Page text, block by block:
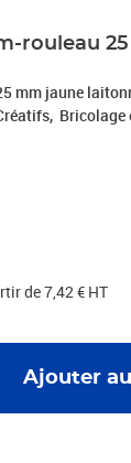
rouleau
mm jaune
Bricolage
et le bobine
Saint-
fabriqué en
de 7,42 € HT
Ajouter